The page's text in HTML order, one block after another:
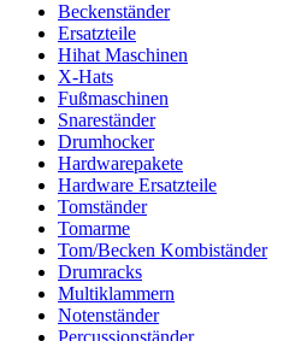
Beckenständer
Ersatzteile
Hihat Maschinen
X-Hats
Fußmaschinen
Snareständer
Drumhocker
Hardwarepakete
Hardware Ersatzteile
Tomständer
Tomarme
Tom/Becken Kombiständer
Drumracks
Multiklammern
Notenständer
Percussionständer